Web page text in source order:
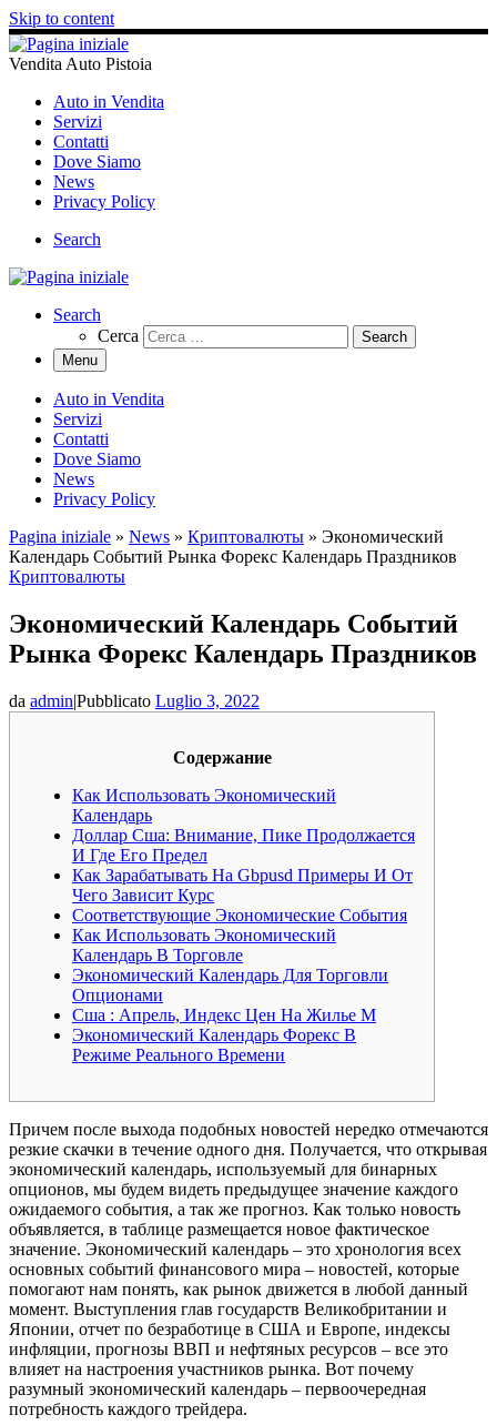
Skip to content
Vendita Auto Pistoia
Auto in Vendita
Servizi
Contatti
Dove Siamo
News
Privacy Policy
Search
Search
Cerca
Menu
Auto in Vendita
Servizi
Contatti
Dove Siamo
News
Privacy Policy
Pagina iniziale » News » Криптовалюты » Экономический
Календарь Событий Рынка Форекс Календарь Праздников
Криптовалюты
Экономический Календарь Событий
Рынка Форекс Календарь Праздников
da admin|Pubblicato Luglio 3, 2022
Содержание
Как Использовать Экономический
Календарь
Доллар Сша: Внимание, Пике Продолжается
И Где Его Предел
Как Зарабатывать На Gbpusd Примеры И От
Чего Зависит Курс
Соответствующие Экономические События
Как Использовать Экономический
Календарь В Торговле
Экономический Календарь Для Торговли
Опционами
Сша : Апрель, Индекс Цен На Жилье М
Экономический Календарь Форекс В
Режиме Реального Времени
Причем после выхода подобных новостей нередко отмечаются
резкие скачки в течение одного дня. Получается, что открывая
экономический календарь, используемый для бинарных
опционов, мы будем видеть предыдущее значение каждого
ожидаемого события, а так же прогноз. Как только новость
объявляется, в таблице размещается новое фактическое
значение. Экономический календарь – это хронология всех
основных событий финансового мира – новостей, которые
помогают нам понять, как рынок движется в любой данный
момент. Выступления глав государств Великобритании и
Японии, отчет по безработице в США и Европе, индексы
инфляции, прогнозы ВВП и нефтяных ресурсов – все это
влияет на настроения участников рынка. Вот почему
разумный экономический календарь – первоочередная
потребность каждого трейдера.